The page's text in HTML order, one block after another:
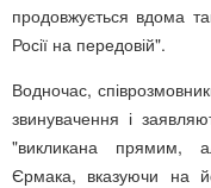
продовжується вдома
Росії на передовій".
Водночас,
звинувачення і
"викликана прямим,
Єрмака, вказуючи на